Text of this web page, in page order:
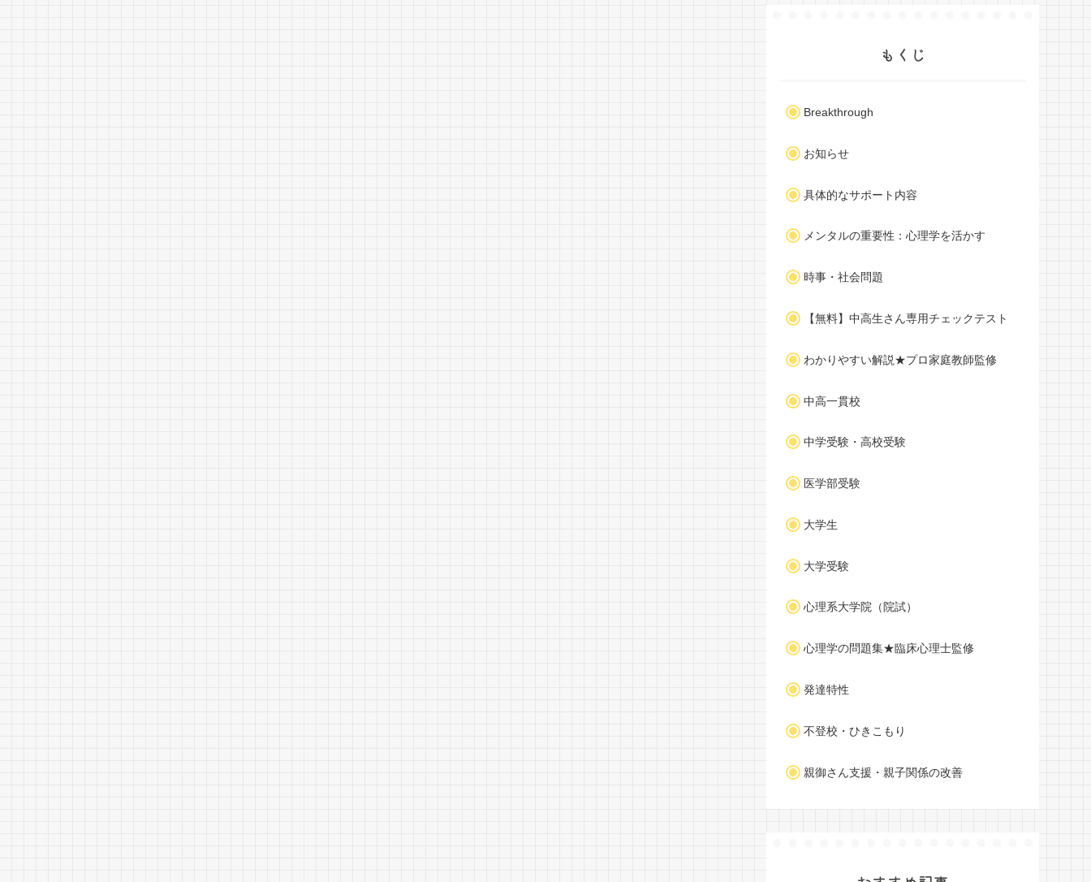
もくじ
Breakthrough
お知らせ
具体的なサポート内容
メンタルの重要性：心理学を活かす
時事・社会問題
【無料】中高生さん専用チェックテスト
わかりやすい解説★プロ家庭教師監修
中高一貫校
中学受験・高校受験
医学部受験
大学生
大学受験
心理系大学院（院試）
心理学の問題集★臨床心理士監修
発達特性
不登校・ひきこもり
親御さん支援・親子関係の改善